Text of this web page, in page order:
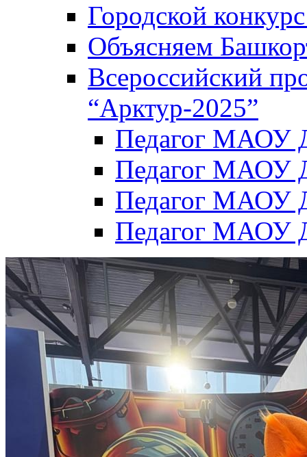
Городской
Объясняем
Всероссийский
“Арктур-2025”
Педагог МАОУ
Педагог МАОУ
Педагог МАОУ
Педагог МАОУ